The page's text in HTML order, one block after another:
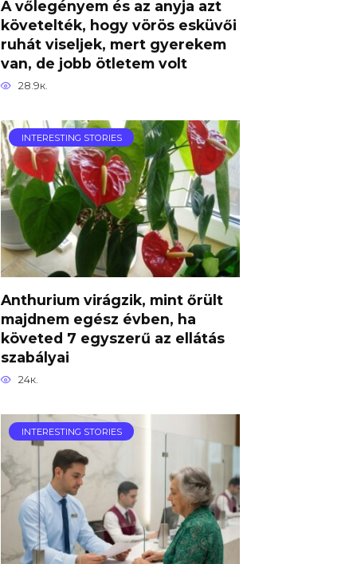
A vőlegényem és az anyja azt
követelték, hogy vörös esküvői
ruhát viseljek, mert gyerekem
van, de jobb ötletem volt
28.9к.
INTERESTING STORIES
Anthurium virágzik, mint őrült
majdnem egész évben, ha
követed 7 egyszerű az ellátás
szabályai
24к.
INTERESTING STORIES